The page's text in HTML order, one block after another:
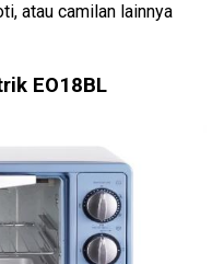
atau camilan lainnya
EO18BL